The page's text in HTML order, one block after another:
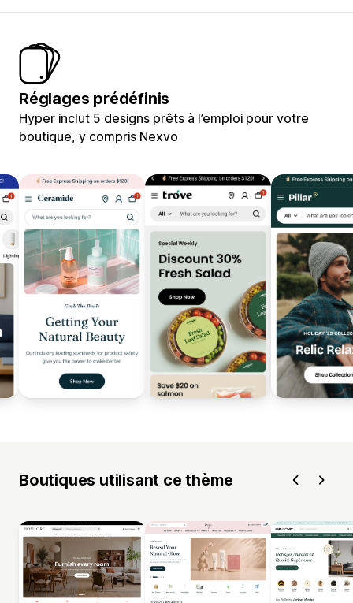
Réglages prédéfinis
Hyper inclut 5 designs prêts à l’emploi pour votre
boutique, y compris Nexvo
Boutiques utilisant ce thème